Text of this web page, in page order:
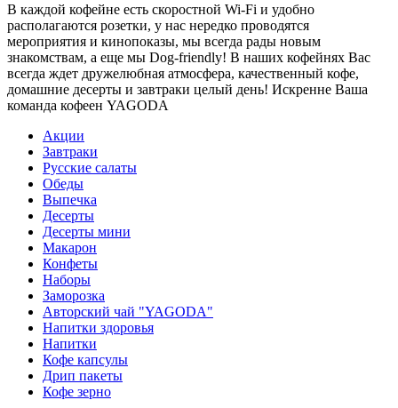
В каждой кофейне есть скоростной Wi-Fi и удобно
располагаются розетки, у нас нередко проводятся
мероприятия и кинопоказы, мы всегда рады новым
знакомствам, а еще мы Dog-friendly! В наших кофейнях Вас
всегда ждет дружелюбная атмосфера, качественный кофе,
домашние десерты и завтраки целый день! Искренне Ваша
команда кофеен YAGODA
Акции
Завтраки
Русские салаты
Обеды
Выпечка
Десерты
Десерты мини
Макарон
Конфеты
Наборы
Заморозка
Авторский чай "YAGODA"
Напитки здоровья
Напитки
Кофе капсулы
Дрип пакеты
Кофе зерно